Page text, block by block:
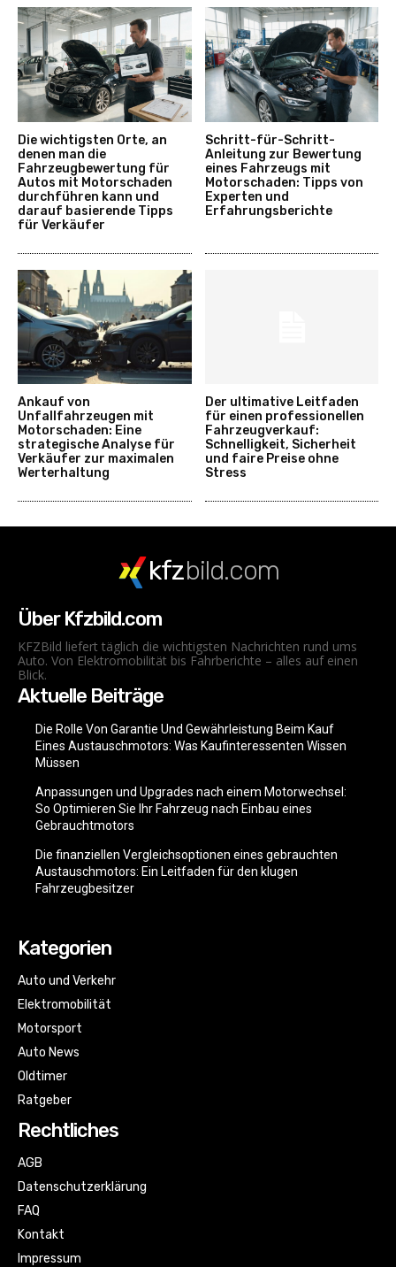
Die wichtigsten Orte, an
denen man die
Fahrzeugbewertung für
Autos mit Motorschaden
durchführen kann und
darauf basierende Tipps
für Verkäufer
Schritt-für-Schritt-
Anleitung zur Bewertung
eines Fahrzeugs mit
Motorschaden: Tipps von
Experten und
Erfahrungsberichte
Ankauf von
Unfallfahrzeugen mit
Motorschaden: Eine
strategische Analyse für
Verkäufer zur maximalen
Werterhaltung
Der ultimative Leitfaden
für einen professionellen
Fahrzeugverkauf:
Schnelligkeit, Sicherheit
und faire Preise ohne
Stress
kfzbild.com
Über Kfzbild.com
KFZBild liefert täglich die wichtigsten Nachrichten rund ums
Auto. Von Elektromobilität bis Fahrberichte – alles auf einen
Blick.
Aktuelle Beiträge
Die Rolle Von Garantie Und Gewährleistung Beim Kauf
Eines Austauschmotors: Was Kaufinteressenten Wissen
Müssen
Anpassungen und Upgrades nach einem Motorwechsel:
So Optimieren Sie Ihr Fahrzeug nach Einbau eines
Gebrauchtmotors
Die finanziellen Vergleichsoptionen eines gebrauchten
Austauschmotors: Ein Leitfaden für den klugen
Fahrzeugbesitzer
Kategorien
Auto und Verkehr
Elektromobilität
Motorsport
Auto News
Oldtimer
Ratgeber
Rechtliches
AGB
Datenschutzerklärung
FAQ
Kontakt
Impressum